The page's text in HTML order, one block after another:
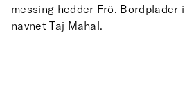
messing hedder Frö. Bordplader
navnet Taj Mahal.